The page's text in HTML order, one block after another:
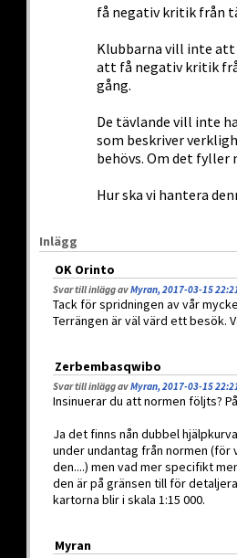
få negativ kritik från
Klubbarna vill inte att
att få negativ kritik
gång.
De tävlande vill inte
som beskriver
behövs. Om det fyller
Hur ska vi hantera
Inlägg
OK Orinto
Svar till inlägg avMyran, 2017-03-15
Tack för spridningen av vår
Terrängen är väl värd ett besök.
Zerbembasqwibo
Svar till inlägg avMyran, 2017-03-15
Insinuerar du att normen följts?
Ja det finns nån dubbel
under undantag från normen (för
den....) men vad mer specifikt
den är på gränsen till för
kartorna blir i skala 1:15 000.
Myran